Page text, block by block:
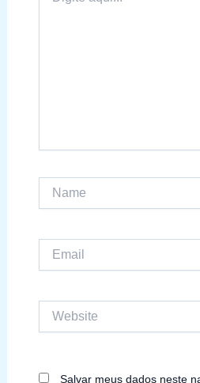
Salvar meus dados neste